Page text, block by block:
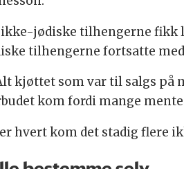
ikke-jødiske tilhengerne fikk
tilhengerne fortsatte
kjøttet som var til salgs på
kom fordi mange
hvert kom det stadig flere